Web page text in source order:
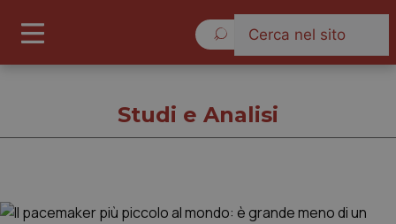
Studi e Analisi